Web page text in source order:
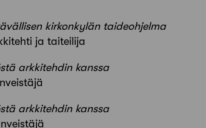
kirkonkylän taideohjelma
ja taiteilija
arkkitehdin kanssa
arkkitehdin kanssa